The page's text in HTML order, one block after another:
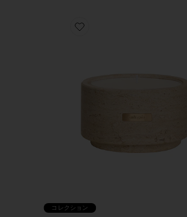
Favorite CANDLE キャンドル
コレクション